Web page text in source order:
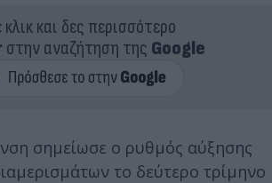
και δες περισσότερο
στην αναζήτηση της Google
σημείωσε ο ρυθμός αύξησης
το δεύτερο τρίμηνο